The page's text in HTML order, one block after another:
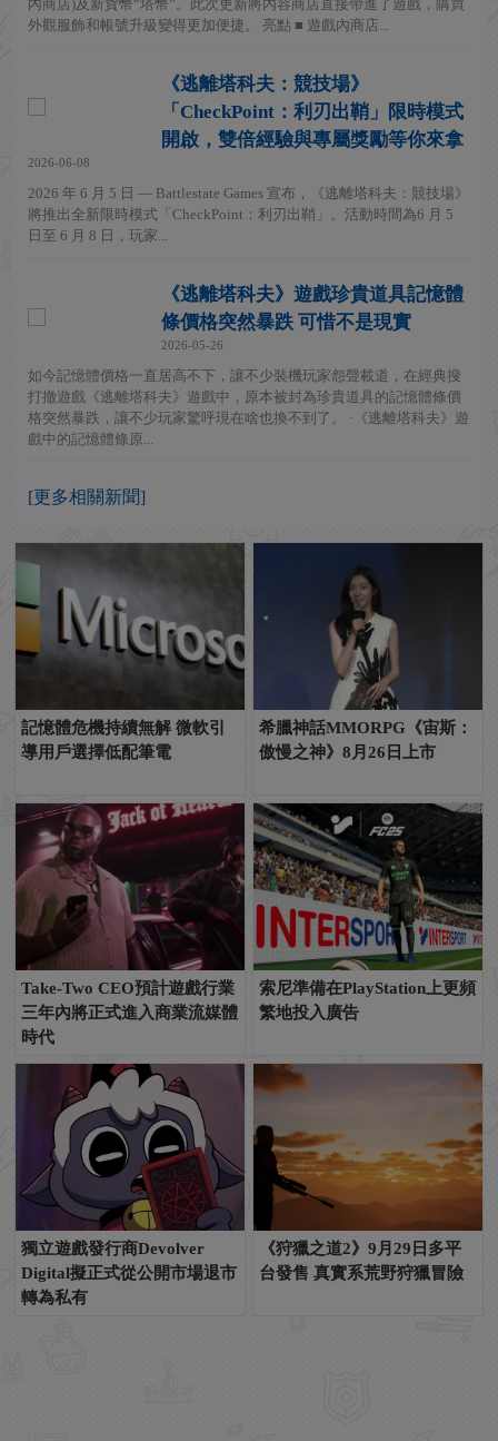
內商店)及新貨幣“塔幣”。此次更新將內容商店直接帶進了遊戲，購買
外觀服飾和帳號升級變得更加便捷。 亮點 ■ 遊戲內商店...
《逃離塔科夫：競技場》
「CheckPoint：利刃出鞘」限時模式
開啟，雙倍經驗與專屬獎勵等你來拿
2026-06-08
2026 年 6 月 5 日 — Battlestate Games 宣布，《逃離塔科夫：競技場》
將推出全新限時模式「CheckPoint：利刃出鞘」。活動時間為6 月 5
日至 6 月 8 日，玩家...
《逃離塔科夫》遊戲珍貴道具記憶體
條價格突然暴跌 可惜不是現實
2026-05-26
如今記憶體價格一直居高不下，讓不少裝機玩家怨聲載道，在經典搜
打撤遊戲《逃離塔科夫》遊戲中，原本被封為珍貴道具的記憶體條價
格突然暴跌，讓不少玩家驚呼現在啥也換不到了。 ·《逃離塔科夫》遊
戲中的記憶體條原...
[更多相關新聞]
記憶體危機持續無解 微軟引
導用戶選擇低配筆電
希臘神話MMORPG《宙斯：
傲慢之神》8月26日上市
Take-Two CEO預計遊戲行業
三年內將正式進入商業流媒體
時代
索尼準備在PlayStation上更頻
繁地投入廣告
獨立遊戲發行商Devolver
Digital擬正式從公開市場退市
轉為私有
《狩獵之道2》9月29日多平
台發售 真實系荒野狩獵冒險